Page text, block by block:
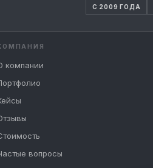
С 2009 ГОДА
компании
вопросы